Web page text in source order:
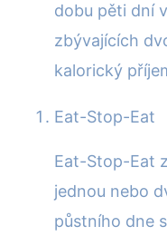
dobu pěti dní
zbývajících
kalorický
Eat-Stop-Eat
Eat-Stop-Eat
jednou nebo
půstního dne